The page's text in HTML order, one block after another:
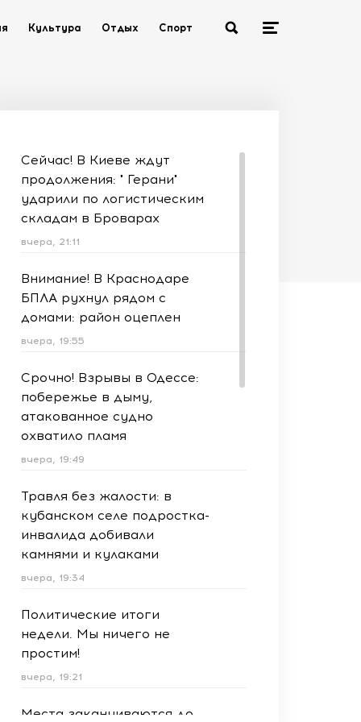
Культура Отдых Спорт
Сейчас! В Киеве ждут
продолжения: " Герани"
ударили по логистическим
складам в Броварах
вчера, 21:11
Внимание! В Краснодаре
БПЛА рухнул рядом с
домами: район оцеплен
вчера, 19:55
Срочно! Взрывы в Одессе:
побережье в дыму,
атакованное судно
охватило пламя
вчера, 19:49
Травля без жалости: в
кубанском селе подростка-
инвалида добивали
камнями и кулаками
вчера, 19:34
Политические итоги
недели. Мы ничего не
простим!
вчера, 19:21
Места заканчиваются до